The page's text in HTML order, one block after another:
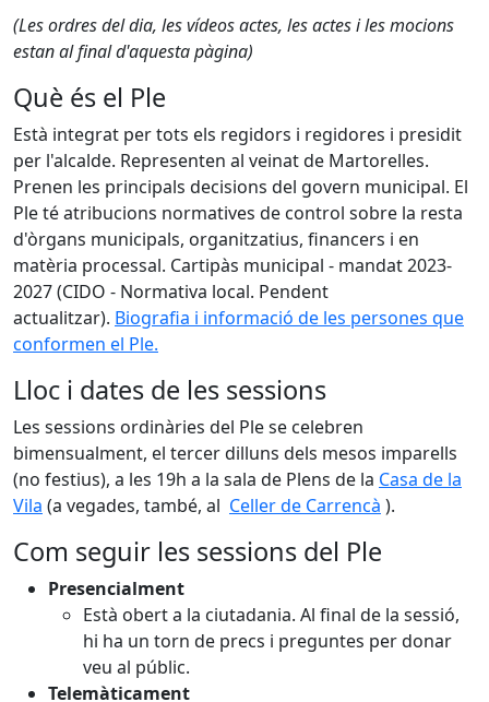
(Les ordres del dia, les vídeos actes, les actes i les mocions
estan al final d'aquesta pàgina)
Què és el Ple
Està integrat per tots els regidors i regidores i presidit
per l'alcalde. Representen al veinat de Martorelles.
Prenen les principals decisions del govern municipal. El
Ple té atribucions normatives de control sobre la resta
d'òrgans municipals, organitzatius, financers i en
matèria processal. Cartipàs municipal - mandat 2023-
2027(CIDO - Normativa local. Pendent
actualitzar). Biografia i informació de les persones que
conformen el Ple.
Lloc i dates de les sessions
Les sessions ordinàries del Ple se celebren
bimensualment, el tercer dilluns dels mesos imparells
(no festius), a les 19h a la sala de Plens de la Casa de la
Vila (a vegades, també, al Celler de Carrencà ).
Com seguir les sessions del Ple
Presencialment
Està obert a la ciutadania. Al final de la sessió,
hi ha un torn de precs i preguntes per donar
veu al públic.
Telemàticament